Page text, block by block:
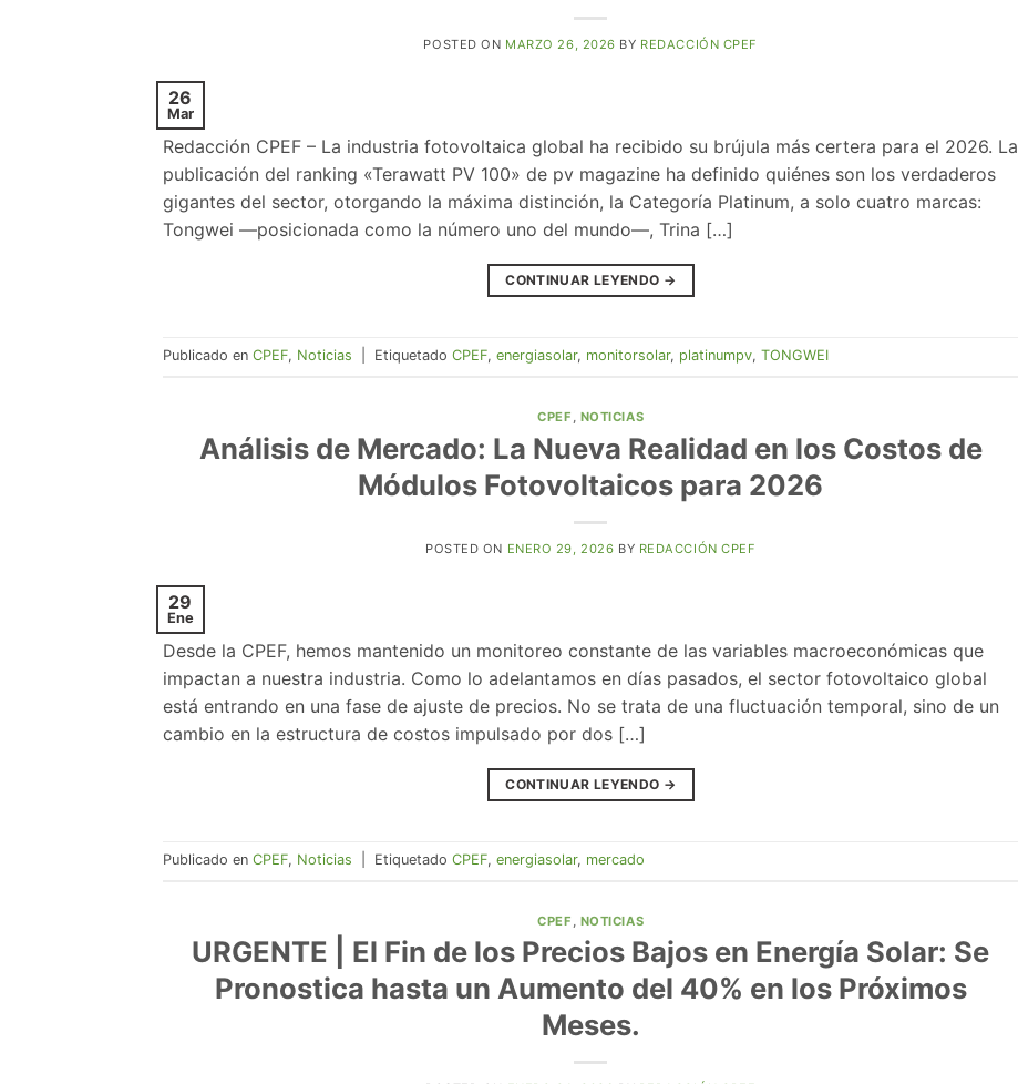
POSTED ON MARZO 26, 2026 BY REDACCIÓN CPEF
26
Mar
Redacción CPEF – La industria fotovoltaica global ha recibido su brújula más certera para el 2026. La
publicación del ranking «Terawatt PV 100» de pv magazine ha definido quiénes son los verdaderos
gigantes del sector, otorgando la máxima distinción, la Categoría Platinum, a solo cuatro marcas:
Tongwei —posicionada como la número uno del mundo—, Trina […]
CONTINUAR LEYENDO →
Publicado en CPEF, Noticias Etiquetado CPEF, energiasolar, monitorsolar, platinumpv, TONGWEI
CPEF , NOTICIAS
Análisis de Mercado: La Nueva Realidad en los Costos de
Módulos Fotovoltaicos para 2026
POSTED ON ENERO 29, 2026 BY REDACCIÓN CPEF
29
Ene
Desde la CPEF, hemos mantenido un monitoreo constante de las variables macroeconómicas que
impactan a nuestra industria. Como lo adelantamos en días pasados, el sector fotovoltaico global
está entrando en una fase de ajuste de precios. No se trata de una fluctuación temporal, sino de un
cambio en la estructura de costos impulsado por dos […]
CONTINUAR LEYENDO →
Publicado en CPEF, Noticias Etiquetado CPEF, energiasolar, mercado
CPEF , NOTICIAS
URGENTE | El Fin de los Precios Bajos en Energía Solar: Se
Pronostica hasta un Aumento del 40% en los Próximos
Meses.